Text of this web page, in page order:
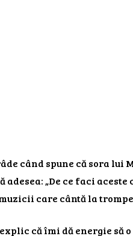
când spune că sora lui
adesea: „De ce faci
care cântă la
că îmi dă energie să